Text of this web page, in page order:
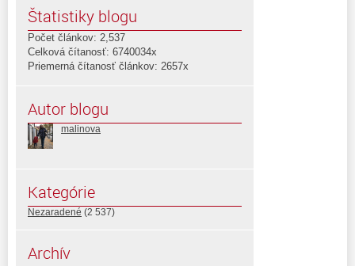
Štatistiky blogu
Počet článkov: 2,537
Celková čítanosť: 6740034x
Priemerná čítanosť článkov: 2657x
Autor blogu
malinova
Kategórie
Nezaradené (2 537)
Archív